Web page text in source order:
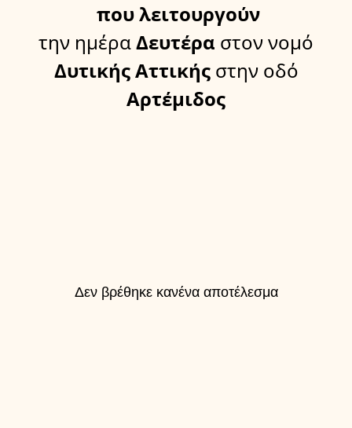
που λειτουργούν
την ημέραΔευτέρα στον νομό
Δυτικής Αττικής στην οδό
Αρτέμιδος
Δεν βρέθηκε κανένα αποτέλεσμα